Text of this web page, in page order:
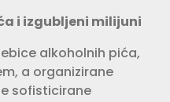
i izgubljeni milijuni
alkoholnih pića,
a organizirane
sofisticirane